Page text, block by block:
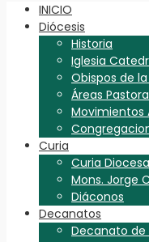
INICIO
Diócesis
Historia
Iglesia
Obispos de
Áreas
Movimientos
Curia
Curia
Mons. Jorge
Diáconos
Decanatos
Decanato de